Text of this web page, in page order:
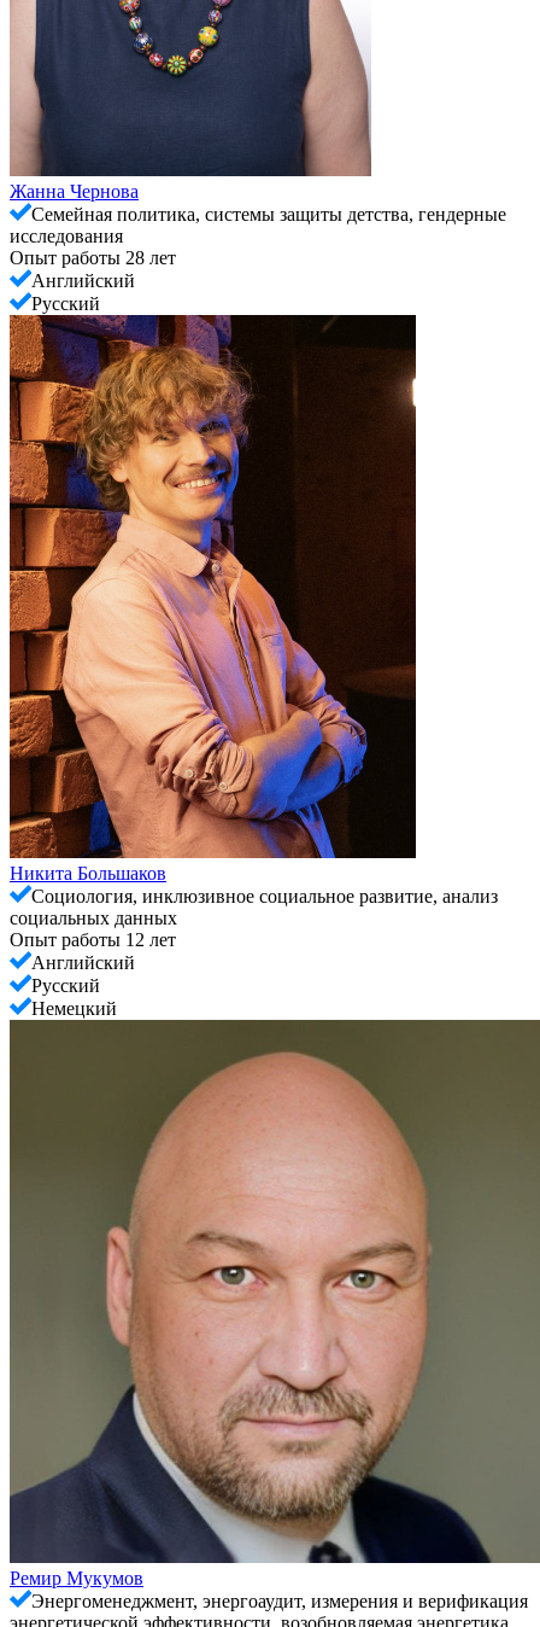
Жанна Чернова
Семейная политика, системы защиты детства, гендерные
исследования
Опыт работы 28 лет
Английский
Русский
Никита Большаков
Социология, инклюзивное социальное развитие, анализ
социальных данных
Опыт работы 12 лет
Английский
Русский
Немецкий
Ремир Мукумов
Энергоменеджмент, энергоаудит, измерения и верификация
энергетической эффективности, возобновляемая энергетика,